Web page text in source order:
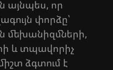
այնպես, որ
փորձը՝
մեխանիզմների,
և տպավորիչ
ձգտում է